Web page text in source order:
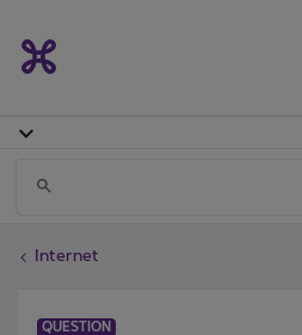
Internet
QUESTION